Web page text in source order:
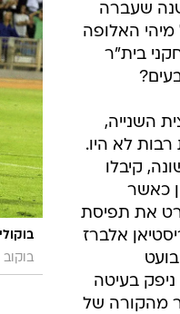
בוקוב
שעברה
מיהי האלופה
בית"ר
השנייה,
רבות לא היו.
קיבלו
כאשר
את תפיסת
אלברז
בעיטה
מהקורה של